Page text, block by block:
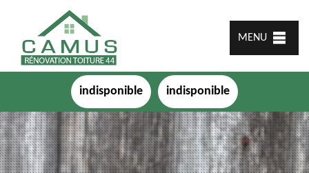
MENU
indisponible indisponible